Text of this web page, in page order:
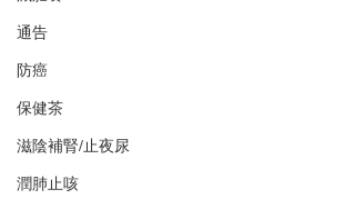
通告
防癌
保健茶
滋陰補腎/止夜尿
潤肺止咳